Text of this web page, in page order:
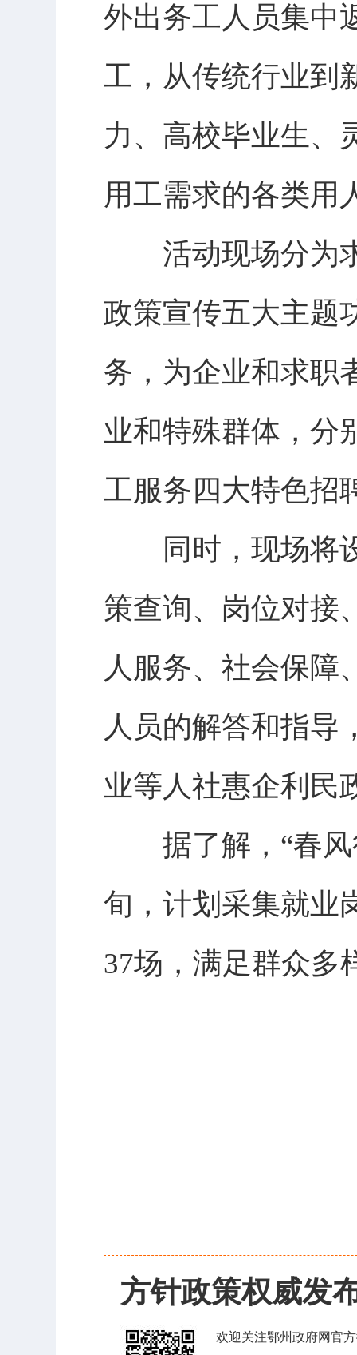
外出务工人员集中
工，从传统行业到
力、高校毕业生、
用工需求的各类用
活动现场分为求
政策宣传五大主题
务，为企业和求职
业和特殊群体，分
工服务四大特色招
同时，现场将设
策查询、岗位对接
人服务、社会保障
人员的解答和指导
业等人社惠企利民
据了解，“春风
旬，计划采集就业
37场，满足群众多
方针政策权威发
欢迎关注鄂州政府网官